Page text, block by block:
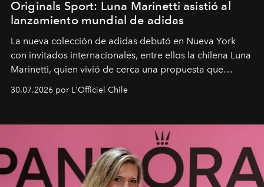
Originals Sport: Luna Marinetti asistió al
lanzamiento mundial de adidas
La nueva colección de adidas debutó en Nueva York
con invitados internacionales, entre ellos la chilena Luna
Marinetti, quien vivió de cerca una propuesta que
30.07.2026 por L'Officiel Chile